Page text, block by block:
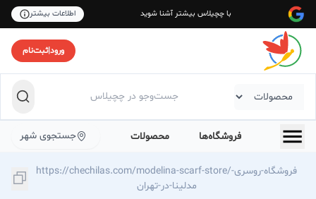
با چچیلاس بیشتر آشنا شوید اطلاعات بیشتر
ورود|ثبت‌نام
فروشگاه‌ها محصولات جستجوی شهر
https://chechilas.com/modelina-scarf-store/فروشگاه-روسری-
مدلینا-در-تهران